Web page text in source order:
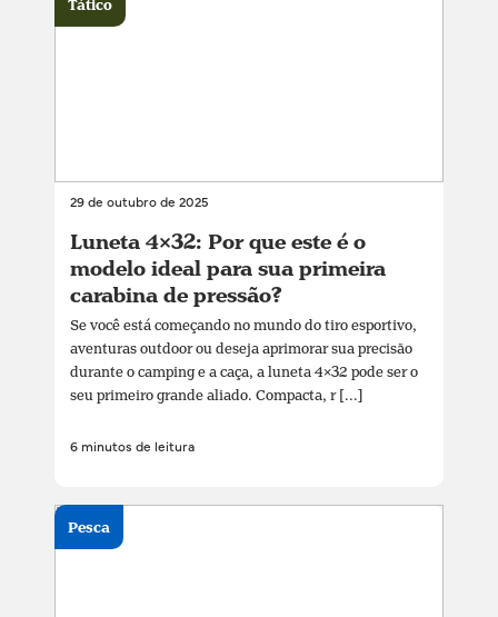
29 de outubro de 2025
Luneta 4×32: Por que este é o
modelo ideal para sua primeira
carabina de pressão?
Se você está começando no mundo do tiro esportivo,
aventuras outdoor ou deseja aprimorar sua precisão
durante o camping e a caça, a luneta 4×32 pode ser o
seu primeiro grande aliado. Compacta, r [...]
6 minutos de leitura
Tático
Pesca